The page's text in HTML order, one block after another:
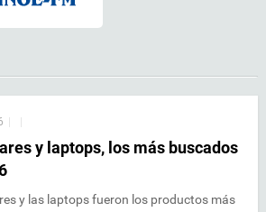
y laptops, los más buscados
y las laptops fueron los productos más